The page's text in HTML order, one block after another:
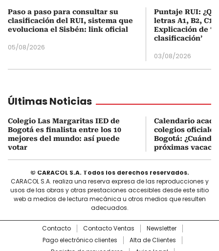
Paso a paso para consultar su
clasificación del RUI, sistema que
evoluciona el Sisbén: link oficial
05/08/2026
Puntaje RUI:
letras A1, B2, C1
Explicación de
clasificación’
03/08/2026
Últimas Noticias
Colegio Las Margaritas IED de
Bogotá es finalista entre los 10
mejores del mundo: así puede
votar
Calendario
colegios
Bogotá: ¿Cuándo
próximas
© CARACOL S.A. Todos los derechos reservados.
CARACOL S.A. realiza una reserva expresa de las reproducciones y
usos de las obras y otras prestaciones accesibles desde este sitio
web a medios de lectura mecánica u otros medios que resulten
adecuados.
Contacto Contacto Ventas
Newsletter
Pago electrónico clientes
Alta de Clientes